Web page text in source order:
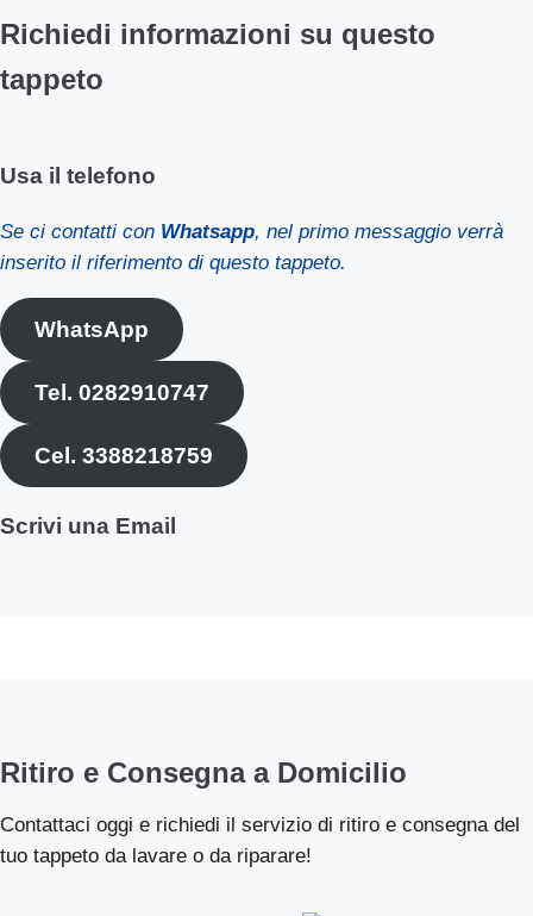
Richiedi informazioni su questo
tappeto
Usa il telefono
Se ci contatti con Whatsapp, nel primo messaggio verrà
inserito il riferimento di questo tappeto.
WhatsApp
Tel. 0282910747
Cel. 3388218759
Scrivi una Email
Ritiro e Consegna a Domicilio
Contattaci oggi e richiedi il servizio di ritiro e consegna del
tuo tappeto da lavare o da riparare!